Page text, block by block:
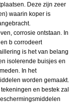
Deze zijn zeer
waarin koper is
corrosie ontstaan. In
b corrodeert
is het van belang
isolerende buisjes en
In het
worden gemaakt.
en bestek zal